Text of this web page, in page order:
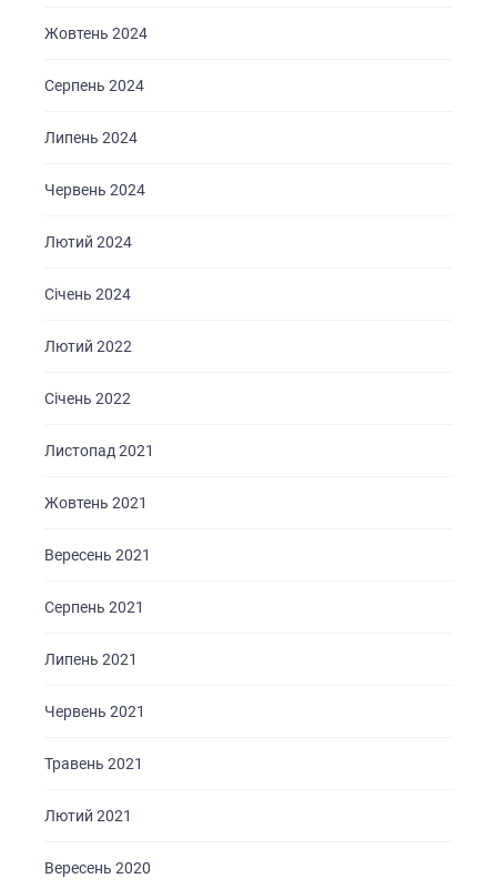
Жовтень 2024
Серпень 2024
Липень 2024
Червень 2024
Лютий 2024
Січень 2024
Лютий 2022
Січень 2022
Листопад 2021
Жовтень 2021
Вересень 2021
Серпень 2021
Липень 2021
Червень 2021
Травень 2021
Лютий 2021
Вересень 2020
ПРО НАС
ПОСЛУГИ
КАР’ЄРА
БЛОГ